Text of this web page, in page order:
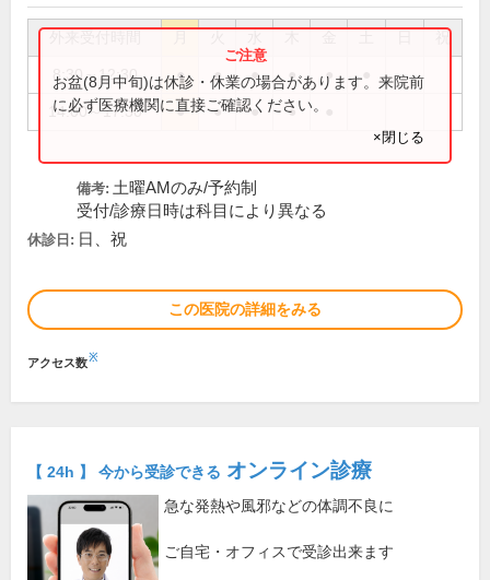
祝
8:30～12:30 ● ● ● ● ●
14:00～17:30 ● ● ● ●
お盆(8月中旬)は休診・休業の場合があります。来院前
に必ず医療機関に直接ご確認ください。
×閉じる
備考: 土曜AMのみ/予約制
受付/診療日時は科目により異なる
休診日: 日、祝
この医院の詳細をみる
アクセス数※
【 24h 】 今から受診できる オンライン診療
急な発熱や風邪などの体調不良に
ご自宅・オフィスで受診出来ます